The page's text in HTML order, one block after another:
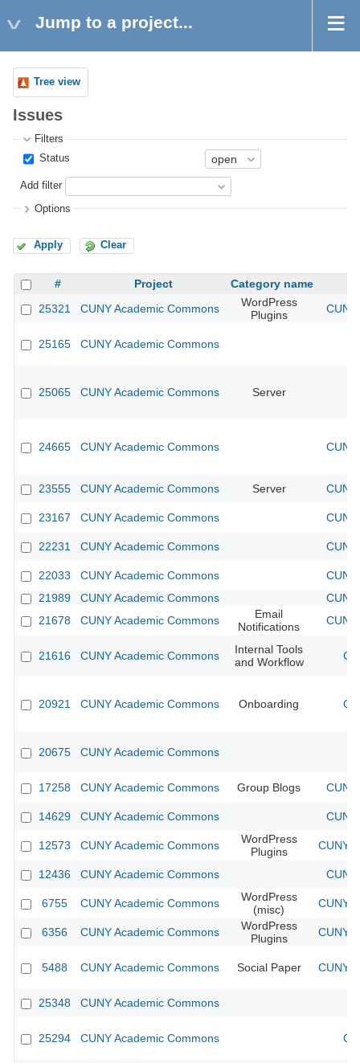
Jump to a project...
Tree view
Issues
Filters
Status
Add filter
Options
Apply Clear
# Project
Category name
25321
CUNY Academic Commons
WordPress
Plugins
25165 CUNY Academic Commons
25065 CUNY Academic Commons Server
24665 CUNY Academic Commons
23555 CUNY Academic Commons Server
23167 CUNY Academic Commons
22231 CUNY Academic Commons
22033 CUNY Academic Commons
21989
CUNY Academic Commons
21678
CUNY Academic Commons
Email
Notifications
21616 CUNY Academic Commons
Internal Tools
and Workflow
20921 CUNY Academic Commons Onboarding
20675 CUNY Academic Commons
17258 CUNY Academic Commons Group Blogs
14629 CUNY Academic Commons
12573 CUNY Academic Commons
WordPress
Plugins
CUNY
12436 CUNY Academic Commons
6755 CUNY Academic Commons
WordPress
(misc)
CUNY
6356 CUNY Academic Commons
WordPress
Plugins
CUNY
5488 CUNY Academic Commons Social Paper CUNY
25348 CUNY Academic Commons
25294 CUNY Academic Commons